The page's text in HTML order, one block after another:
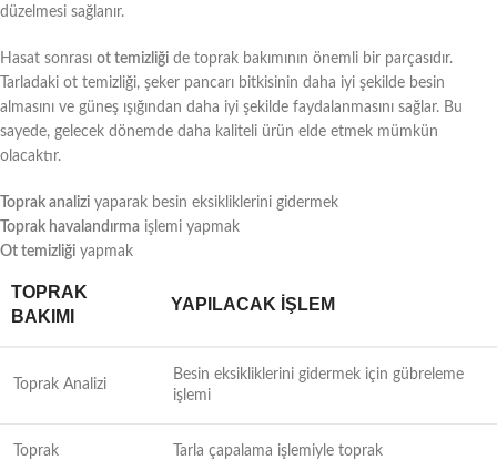
düzelmesi sağlanır.
Hasat sonrası ot temizliği de toprak bakımının önemli bir parçasıdır.
Tarladaki ot temizliği, şeker pancarı bitkisinin daha iyi şekilde besin
almasını ve güneş ışığından daha iyi şekilde faydalanmasını sağlar. Bu
sayede, gelecek dönemde daha kaliteli ürün elde etmek mümkün
olacaktır.
Toprak analizi yaparak besin eksikliklerini gidermek
Toprak havalandırma işlemi yapmak
Ot temizliği yapmak
TOPRAK
BAKIMI
YAPILACAK İŞLEM
Toprak Analizi
Besin eksikliklerini gidermek için gübreleme
işlemi
Toprak
Tarla çapalama işlemiyle toprak